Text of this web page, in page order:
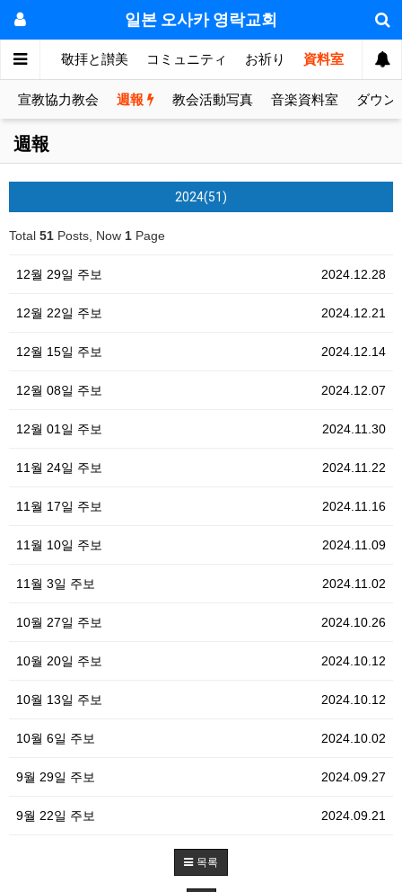
일본 오사카 영락교회
의 방 敬拝と讃美 コミュニティ お祈り 資料室
宣教協力教会 週報 教会活動写真 音楽資料室 ダウン
週報
2024(51)
Total 51 Posts, Now 1 Page
2024.12.28
12월 29일 주보
2024.12.21
12월 22일 주보
2024.12.14
12월 15일 주보
2024.12.07
12월 08일 주보
2024.11.30
12월 01일 주보
2024.11.22
11월 24일 주보
2024.11.16
11월 17일 주보
2024.11.09
11월 10일 주보
2024.11.02
11월 3일 주보
2024.10.26
10월 27일 주보
2024.10.12
10월 20일 주보
2024.10.12
10월 13일 주보
2024.10.02
10월 6일 주보
2024.09.27
9월 29일 주보
2024.09.21
9월 22일 주보
목록